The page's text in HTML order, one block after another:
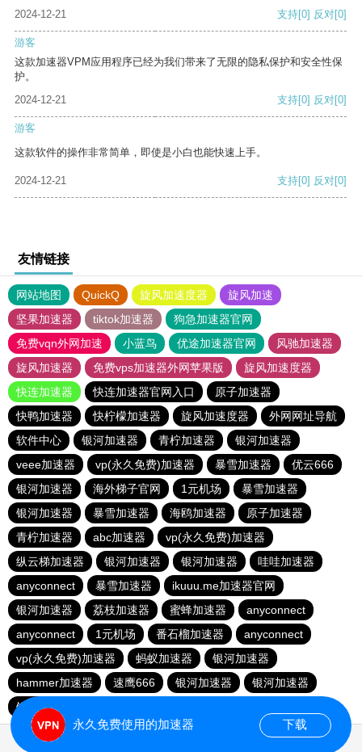
2024-12-21
支持[0] 反对[0]
游客
这款加速器VPM应用程序已经为我们带来了无限的隐私保护和安全性保
护。
2024-12-21
支持[0] 反对[0]
游客
这款软件的操作非常简单，即使是小白也能快速上手。
2024-12-21 支持[0] 反对[0]
友情链接
网站地图 QuickQ 旋风加速度器
旋风加速
坚果加速器
tiktok加速器
狗急加速器官网
免费vqn外网加速
小蓝鸟 优途加速器官网
风驰加速器
旋风加速器
免费vps加速器外网苹果版
旋风加速度器
快连加速器
快连加速器官网入口
原子加速器
快鸭加速器
快柠檬加速器 旋风加速度器
外网网址导航
软件中心
银河加速器 青柠加速器
银河加速器
veee加速器
vp(永久免费)加速器 暴雪加速器
优云666
银河加速器
海外梯子官网 1元机场
暴雪加速器
银河加速器
暴雪加速器 海鸥加速器
原子加速器
青柠加速器
abc加速器
vp(永久免费)加速器
纵云梯加速器
银河加速器 银河加速器
哇哇加速器
anyconnect
暴雪加速器
ikuuu.me加速器官网
银河加速器
荔枝加速器 蜜蜂加速器
anyconnect
anyconnect
1元机场 番石榴加速器
anyconnect
vp(永久免费)加速器
蚂蚁加速器
银河加速器
hammer加速器
速鹰666 银河加速器
银河加速器
银河加速器
永久免费使用的加速器 下载